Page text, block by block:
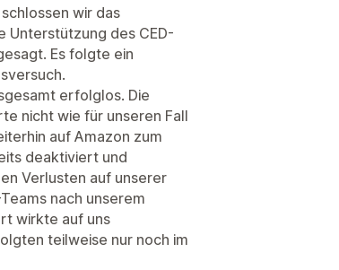
wir das
Unterstützung des CED-
Es folgte ein
erfolglos. Die
nicht wie für unseren Fall
auf Amazon zum
deaktiviert und
Verlusten auf unserer
nach unserem
wirkte auf uns
teilweise nur noch im